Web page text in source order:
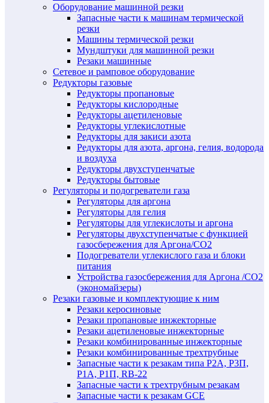
Оборудование машинной резки
Запасные части к машинам термической
резки
Машины термической резки
Мундштуки для машинной резки
Резаки машинные
Сетевое и рамповое оборудование
Редукторы газовые
Редукторы пропановые
Редукторы кислородные
Редукторы ацетиленовые
Редукторы углекислотные
Редукторы для закиси азота
Редукторы для азота, аргона, гелия, водорода
и воздуха
Редукторы двухступенчатые
Редукторы бытовые
Регуляторы и подогреватели газа
Регуляторы для аргона
Регуляторы для гелия
Регуляторы для углекислоты и аргона
Регуляторы двухступенчатые c функцией
газосбережения для Аргона/СО2
Подогреватели углекислого газа и блоки
питания
Устройства газосбережения для Аргона /СО2
(экономайзеры)
Резаки газовые и комплектующие к ним
Резаки керосиновые
Резаки пропановые инжекторные
Резаки ацетиленовые инжекторные
Резаки комбинированные инжекторные
Резаки комбинированные трехтрубные
Запасные части к резакам типа Р2А, Р3П,
Р1А, Р1П, RB-22
Запасные части к трехтрубным резакам
Запасные части к резакам GCE